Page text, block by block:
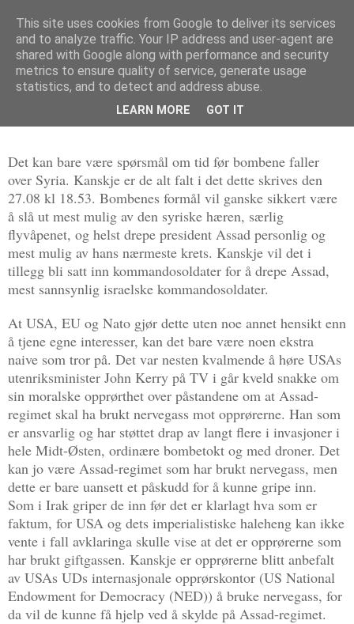
Politikus
tirsdag 27. august 2013
Syria: Når faller bombene?
Det kan bare være spørsmål om tid før bombene faller
over Syria. Kanskje er de alt falt i det dette skrives den
27.08 kl 18.53. Bombenes formål vil ganske sikkert være
å slå ut mest mulig av den syriske hæren, særlig
flyvåpenet, og helst drepe president Assad personlig og
mest mulig av hans nærmeste krets. Kanskje vil det i
tillegg bli satt inn kommandosoldater for å drepe Assad,
mest sannsynlig israelske kommandosoldater.
At USA, EU og Nato gjør dette uten noe annet hensikt enn
å tjene egne interesser, kan det bare være noen ekstra
naive som tror på. Det var nesten kvalmende å høre USAs
utenriksminister John Kerry på TV i går kveld snakke om
sin moralske opprørthet over påstandene om at Assad-
regimet skal ha brukt nervegass mot opprørerne. Han som
er ansvarlig og har støttet drap av langt flere i invasjoner i
hele Midt-Østen, ordinære bombetokt og med droner. Det
kan jo være Assad-regimet som har brukt nervegass, men
dette er bare uansett et påskudd for å kunne gripe inn.
Som i Irak griper de inn før det er klarlagt hva som er
faktum, for USA og dets imperialistiske haleheng kan ikke
vente i fall avklaringa skulle vise at det er opprørerne som
har brukt giftgassen. Kanskje er opprørerne blitt anbefalt
av USAs UDs internasjonale opprørskontor (US National
Endowment for Democracy (NED)) å bruke nervegass, for
da vil de kunne få hjelp ved å skylde på Assad-regimet.
This site uses cookies from Google to deliver its services
and to analyze traffic. Your IP address and user-agent are
shared with Google along with performance and security
metrics to ensure quality of service, generate usage
statistics, and to detect and address abuse.
LEARN MORE GOT IT